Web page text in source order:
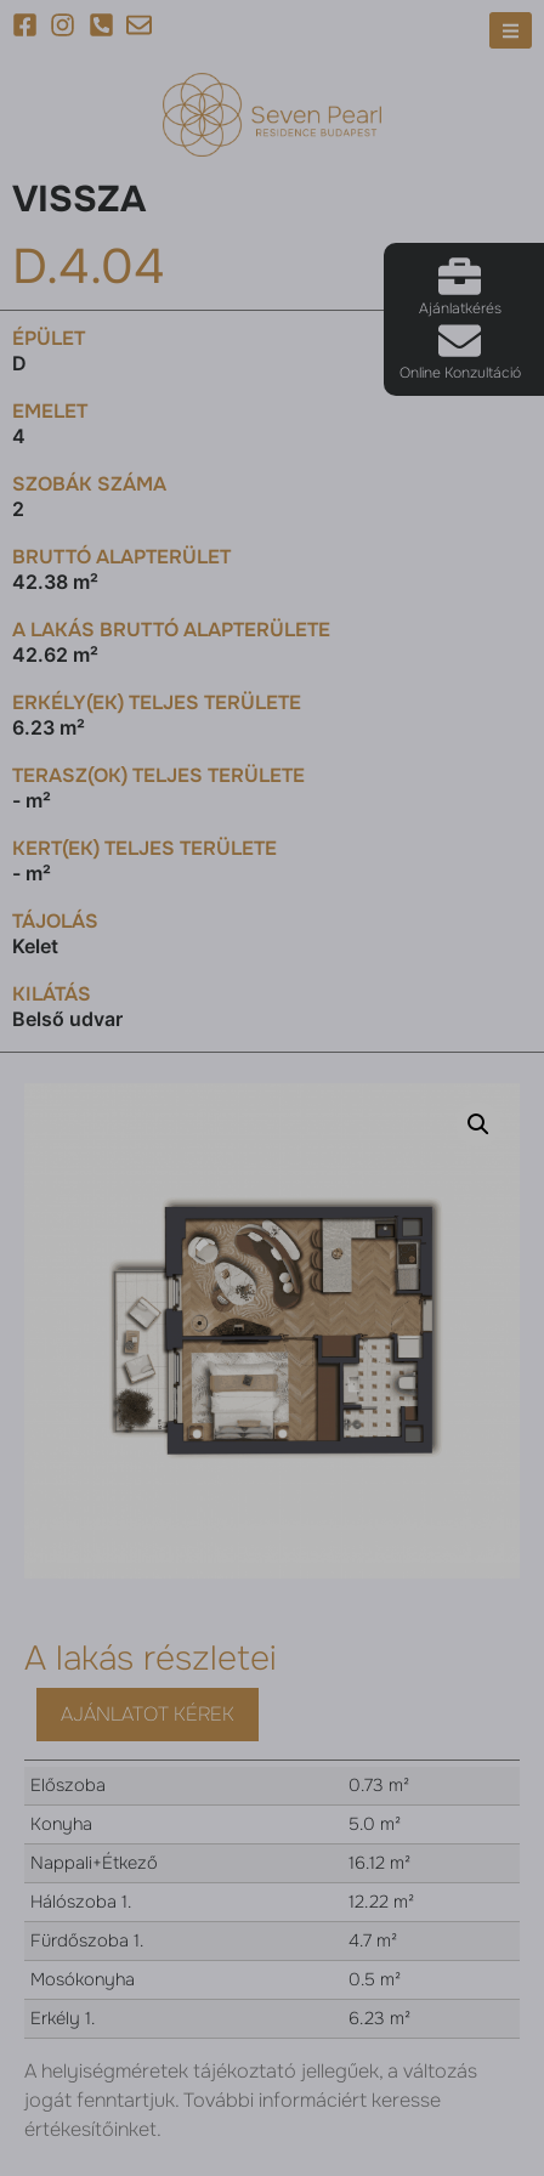
Ajánlatkérés
Online Konzultáció
VISSZA
D.4.04
ÉPÜLET
D
EMELET
4
SZOBÁK SZÁMA
2
BRUTTÓ ALAPTERÜLET
42.38 m²
A LAKÁS BRUTTÓ ALAPTERÜLETE
42.62 m²
ERKÉLY(EK) TELJES TERÜLETE
6.23 m²
TERASZ(OK) TELJES TERÜLETE
- m²
KERT(EK) TELJES TERÜLETE
- m²
TÁJOLÁS
Kelet
KILÁTÁS
Belső udvar
A lakás részletei
AJÁNLATOT KÉREK
Előszoba
0.73 m²
Konyha
5.0 m²
Nappali+Étkező
16.12 m²
Hálószoba 1.
12.22 m²
Fürdőszoba 1.
4.7 m²
Mosókonyha
0.5 m²
Erkély 1.
6.23 m²
A helyiségméretek tájékoztató jellegűek, a változás
jogát fenntartjuk. További informáciért keresse
értékesítőinket.